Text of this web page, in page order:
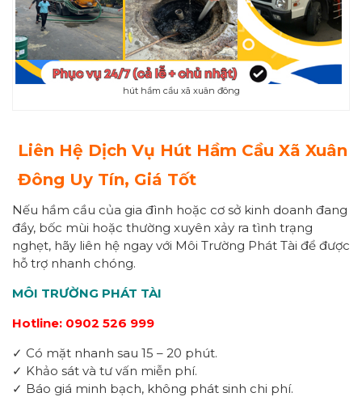
hút hầm cầu xã xuân đông
Liên Hệ Dịch Vụ Hút Hầm Cầu Xã Xuân
Đông Uy Tín, Giá Tốt
Nếu hầm cầu của gia đình hoặc cơ sở kinh doanh đang
đầy, bốc mùi hoặc thường xuyên xảy ra tình trạng
nghẹt, hãy liên hệ ngay với Môi Trường Phát Tài để được
hỗ trợ nhanh chóng.
MÔI TRƯỜNG PHÁT TÀI
Hotline: 0902 526 999
✓ Có mặt nhanh sau 15 – 20 phút.
✓ Khảo sát và tư vấn miễn phí.
✓ Báo giá minh bạch, không phát sinh chi phí.